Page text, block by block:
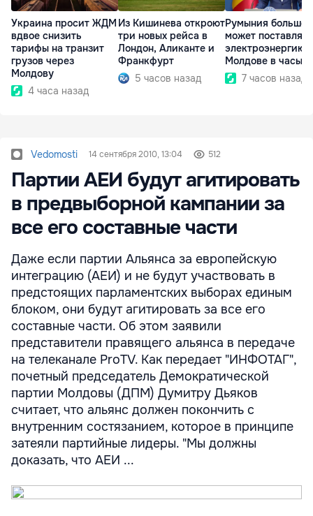
Украина просит ЖДМ
вдвое снизить
тарифы на транзит
грузов через
Молдову
4 часа назад
Из Кишинева откроют
три новых рейса в
Лондон, Аликанте и
Франкфурт
5 часов назад
Румыния больше
может поставлять
электроэнергию
Молдове в часы
7 часов назад
Vedomosti 14 сентября 2010, 13:04 512
Партии АЕИ будут агитировать
в предвыборной кампании за
все его составные части
Даже если партии Альянса за европейскую
интеграцию (АЕИ) и не будут участвовать в
предстоящих парламентских выборах единым
блоком, они будут агитировать за все его
составные части. Об этом заявили
представители правящего альянса в передаче
на телеканале ProTV. Как передает "ИНФОТАГ",
почетный председатель Демократической
партии Молдовы (ДПМ) Думитру Дьяков
считает, что альянс должен покончить с
внутренним состязанием, которое в принципе
затеяли партийные лидеры. "Мы должны
доказать, что АЕИ ...